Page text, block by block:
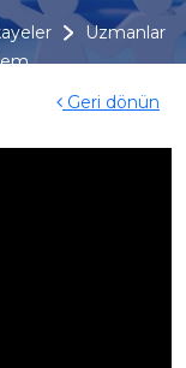
Uzmanlar
Geri dönün